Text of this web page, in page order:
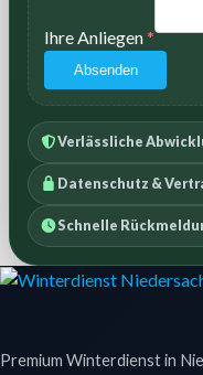
Ihre Anliegen*
Absenden
Verlässliche
Datenschutz &
Schnelle
Premium Winterdienst in